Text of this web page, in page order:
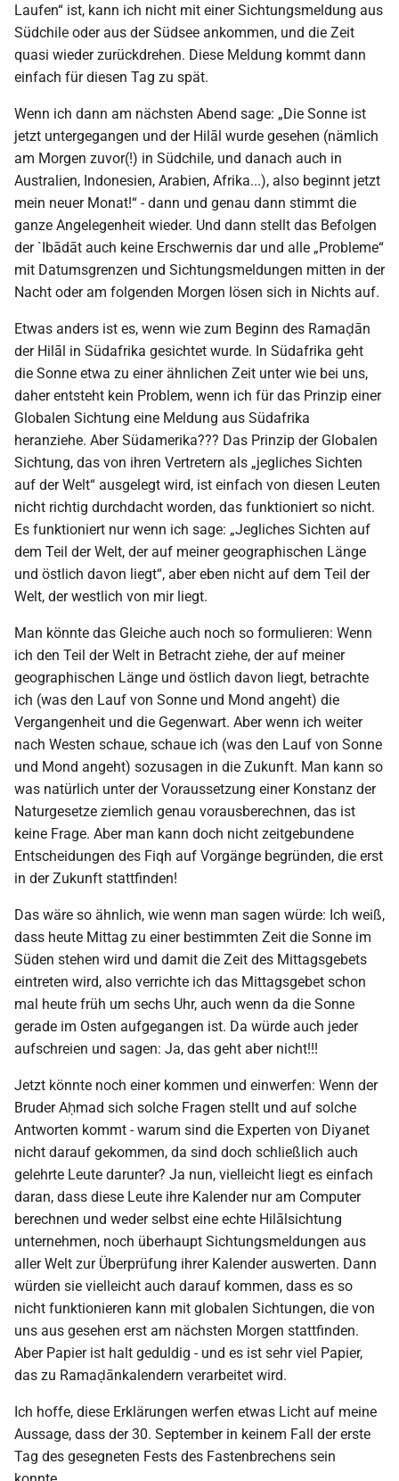
Laufen“ ist, kann ich nicht mit einer Sichtungsmeldung aus
Südchile oder aus der Südsee ankommen, und die Zeit
quasi wieder zurückdrehen. Diese Meldung kommt dann
einfach für diesen Tag zu spät.
Wenn ich dann am nächsten Abend sage: „Die Sonne ist
jetzt untergegangen und der Hilāl wurde gesehen (nämlich
am Morgen zuvor(!) in Südchile, und danach auch in
Australien, Indonesien, Arabien, Afrika...), also beginnt jetzt
mein neuer Monat!“ - dann und genau dann stimmt die
ganze Angelegenheit wieder. Und dann stellt das Befolgen
der `Ibādāt auch keine Erschwernis dar und alle „Probleme“
mit Datumsgrenzen und Sichtungsmeldungen mitten in der
Nacht oder am folgenden Morgen lösen sich in Nichts auf.
Etwas anders ist es, wenn wie zum Beginn des Ramaḍān
der Hilāl in Südafrika gesichtet wurde. In Südafrika geht
die Sonne etwa zu einer ähnlichen Zeit unter wie bei uns,
daher entsteht kein Problem, wenn ich für das Prinzip einer
Globalen Sichtung eine Meldung aus Südafrika
heranziehe. Aber Südamerika??? Das Prinzip der Globalen
Sichtung, das von ihren Vertretern als „jegliches Sichten
auf der Welt“ ausgelegt wird, ist einfach von diesen Leuten
nicht richtig durchdacht worden, das funktioniert so nicht.
Es funktioniert nur wenn ich sage: „Jegliches Sichten auf
dem Teil der Welt, der auf meiner geographischen Länge
und östlich davon liegt“, aber eben nicht auf dem Teil der
Welt, der westlich von mir liegt.
Man könnte das Gleiche auch noch so formulieren: Wenn
ich den Teil der Welt in Betracht ziehe, der auf meiner
geographischen Länge und östlich davon liegt, betrachte
ich (was den Lauf von Sonne und Mond angeht) die
Vergangenheit und die Gegenwart. Aber wenn ich weiter
nach Westen schaue, schaue ich (was den Lauf von Sonne
und Mond angeht) sozusagen in die Zukunft. Man kann so
was natürlich unter der Voraussetzung einer Konstanz der
Naturgesetze ziemlich genau vorausberechnen, das ist
keine Frage. Aber man kann doch nicht zeitgebundene
Entscheidungen des Fiqh auf Vorgänge begründen, die erst
in der Zukunft stattfinden!
Das wäre so ähnlich, wie wenn man sagen würde: Ich weiß,
dass heute Mittag zu einer bestimmten Zeit die Sonne im
Süden stehen wird und damit die Zeit des Mittagsgebets
eintreten wird, also verrichte ich das Mittagsgebet schon
mal heute früh um sechs Uhr, auch wenn da die Sonne
gerade im Osten aufgegangen ist. Da würde auch jeder
aufschreien und sagen: Ja, das geht aber nicht!!!
Jetzt könnte noch einer kommen und einwerfen: Wenn der
Bruder Aḥmad sich solche Fragen stellt und auf solche
Antworten kommt - warum sind die Experten von Diyanet
nicht darauf gekommen, da sind doch schließlich auch
gelehrte Leute darunter? Ja nun, vielleicht liegt es einfach
daran, dass diese Leute ihre Kalender nur am Computer
berechnen und weder selbst eine echte Hilālsichtung
unternehmen, noch überhaupt Sichtungsmeldungen aus
aller Welt zur Überprüfung ihrer Kalender auswerten. Dann
würden sie vielleicht auch darauf kommen, dass es so
nicht funktionieren kann mit globalen Sichtungen, die von
uns aus gesehen erst am nächsten Morgen stattfinden.
Aber Papier ist halt geduldig - und es ist sehr viel Papier,
das zu Ramaḍānkalendern verarbeitet wird.
Ich hoffe, diese Erklärungen werfen etwas Licht auf meine
Aussage, dass der 30. September in keinem Fall der erste
Tag des gesegneten Fests des Fastenbrechens sein